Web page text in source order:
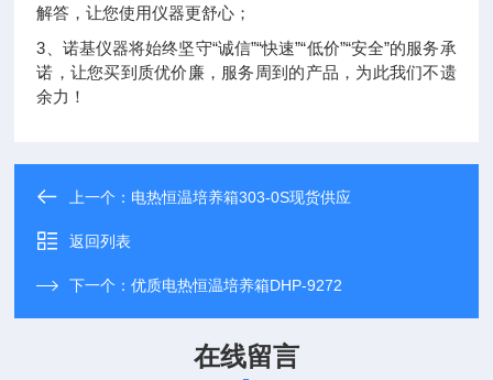
解答，让您使用仪器更舒心；
3、诺基仪器将始终坚守“诚信”“快速”“低价”“安全”的服务承
诺，让您买到质优价廉，服务周到的产品，为此我们不遗
余力！
上一个： 电热恒温培养箱303-0S现货供应
返回列表
下一个：优质电热恒温培养箱DHP-9272
在线留言